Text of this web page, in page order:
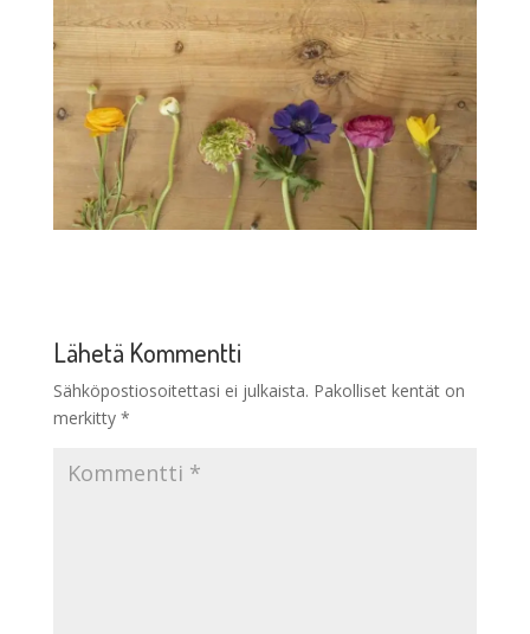
Lähetä Kommentti
Sähköpostiosoitettasi ei julkaista. Pakolliset kentät on
merkitty *